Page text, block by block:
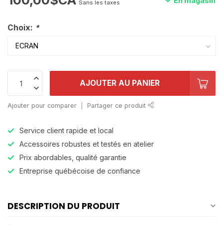
Sans les taxes
Choix: *
AJOUTER AU PANIER
Ajouter pour comparer Partager ce produit
Service client rapide et local
Accessoires robustes et testés en atelier
Prix abordables, qualité garantie
Entreprise québécoise de confiance
DESCRIPTION DU PRODUIT